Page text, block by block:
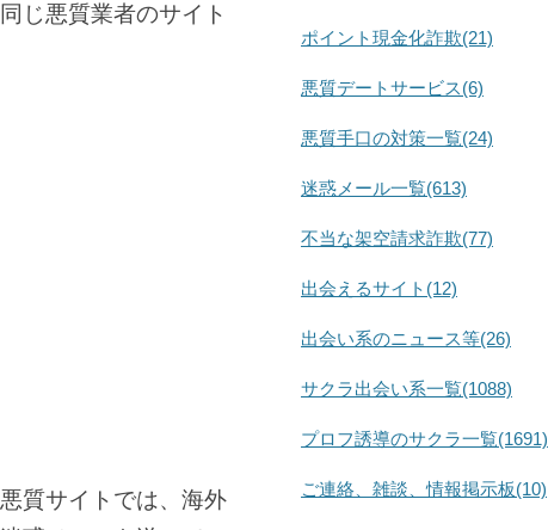
じ悪質業者のサイト
質サイトでは、海外
ポイント現金化詐欺(21)
悪質デートサービス(6)
悪質手口の対策一覧(24)
迷惑メール一覧(613)
不当な架空請求詐欺(77)
出会えるサイト(12)
出会い系のニュース等(26)
サクラ出会い系一覧(1088)
プロフ誘導のサクラ一覧(1691)
ご連絡、雑談、情報掲示板(10)